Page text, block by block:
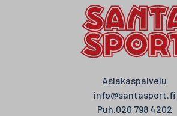
Asiakaspalvelu
info@santasport.fi
Puh.020 798 4202